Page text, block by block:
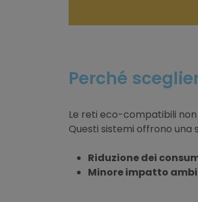
Perché
Le reti eco-compatibili non
Questi sistemi offrono una
Riduzione dei
Minore impatto